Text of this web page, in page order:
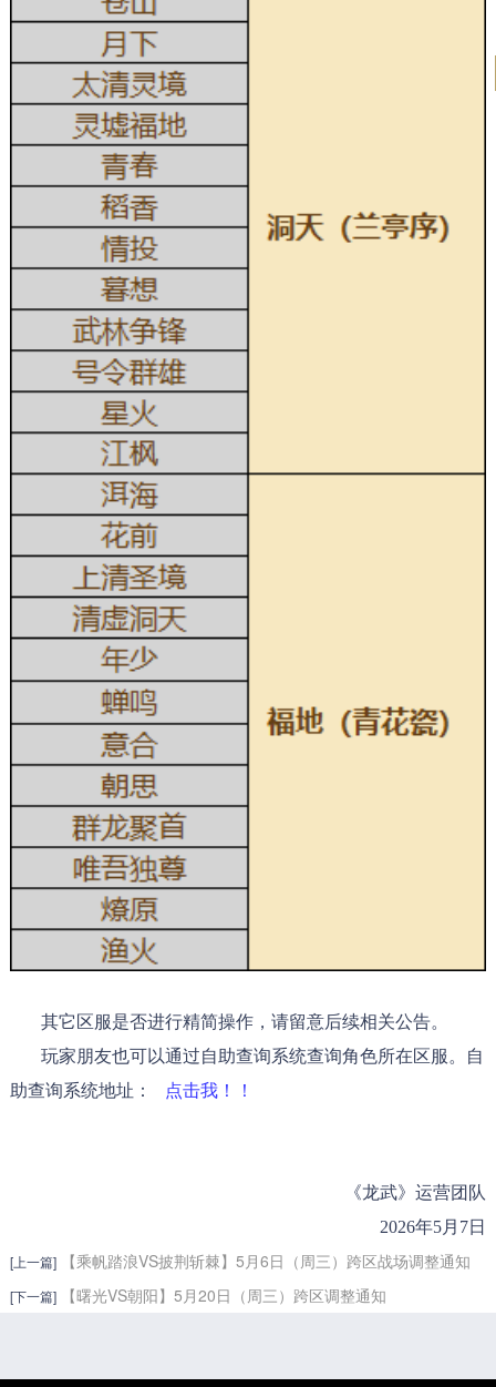
其它区服是否进行精简操作，请留意后续相关公告。
玩家朋友也可以通过自助查询系统查询角色所在区服。自
助查询系统地址：
点击我！！
《龙武》运营团队
2026年5月7日
[上一篇]
【乘帆踏浪VS披荆斩棘】5月6日（周三）跨区战场调整通知
[下一篇] 【曙光VS朝阳】5月20日（周三）跨区调整通知